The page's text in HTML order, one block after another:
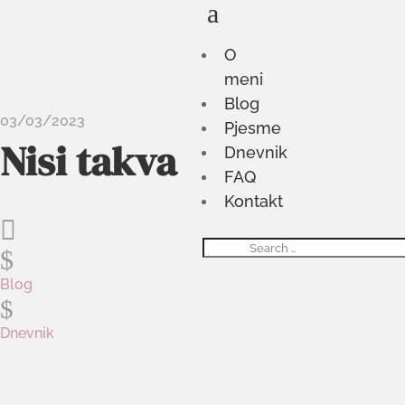
O
meni
Blog
Pjesme
Dnevnik
FAQ
Kontakt
a
03/03/2023
Nisi takva

$
Blog
$
Dnevnik